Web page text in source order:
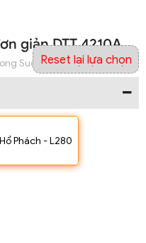
giản DTT 4210A
Suốt + Hổ Phách - L280
Phách - L280
Reset lại lựa chọn